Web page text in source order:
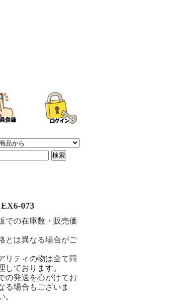
073
での在庫数・販売価
とは異なる場合がご
リティの物は全て同
しております。
の発送を心がけてお
る場合もございま
。